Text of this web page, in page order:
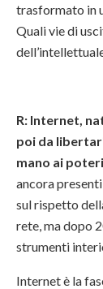
trasformato in
Quali vie di
R: Internet,
poi da
mano ai
ancora
sul rispetto
rete, ma dopo
strumenti
Internet è la